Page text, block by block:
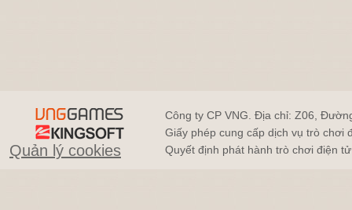
Công ty CP VNG. Địa chỉ: Z06,
Giấy phép cung cấp dịch vụ trò chơi
Quyết định phát hành trò chơi điện
Quản lý cookies